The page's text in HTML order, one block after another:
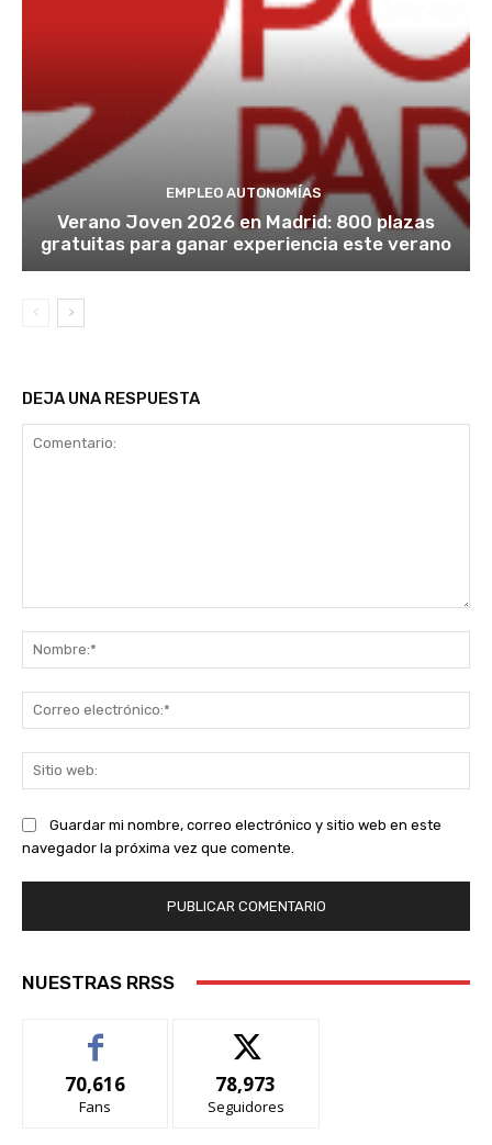
EMPLEO AUTONOMÍAS
Verano Joven 2026 en Madrid: 800 plazas
gratuitas para ganar experiencia este verano
DEJA UNA RESPUESTA
Guardar mi nombre, correo electrónico y sitio web en este
navegador la próxima vez que comente.
NUESTRAS RRSS
70,616
Fans
78,973
Seguidores